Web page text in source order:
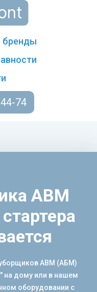
бренды
74
ABM
ABM (АБМ)
на дому или в нашем
оборудовании с